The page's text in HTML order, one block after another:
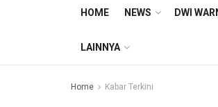
HOME NEWS DWI
LAINNYA
Home Kabar Terkini